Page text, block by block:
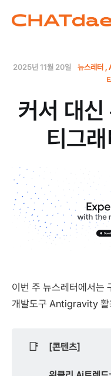
2025년 11월 20일 뉴스레터
커서 대
티그
이번 주 뉴스레터에서는
개발도구 Antigravity 활
📑 [콘텐츠]